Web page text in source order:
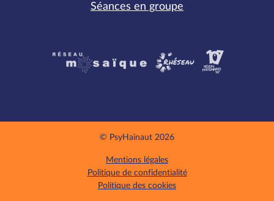
Séances en groupe
Partenaires
© PsyHainaut 2026
Mentions légales
Politique de confidentialité
Politique des cookies